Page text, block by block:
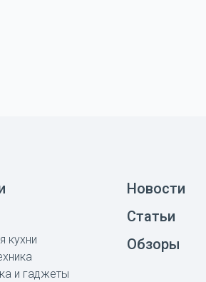
кухни
и гаджеты
Новости
Статьи
Обзоры